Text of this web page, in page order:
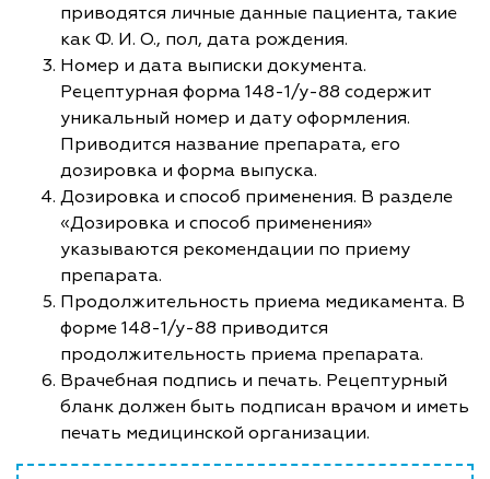
приводятся личные данные пациента, такие
как Ф. И. О., пол, дата рождения.
Номер и дата выписки документа.
Рецептурная форма 148-1/у-88 содержит
уникальный номер и дату оформления.
Приводится название препарата, его
дозировка и форма выпуска.
Дозировка и способ применения. В разделе
«Дозировка и способ применения»
указываются рекомендации по приему
препарата.
Продолжительность приема медикамента. В
форме 148-1/у-88 приводится
продолжительность приема препарата.
Врачебная подпись и печать. Рецептурный
бланк должен быть подписан врачом и иметь
печать медицинской организации.